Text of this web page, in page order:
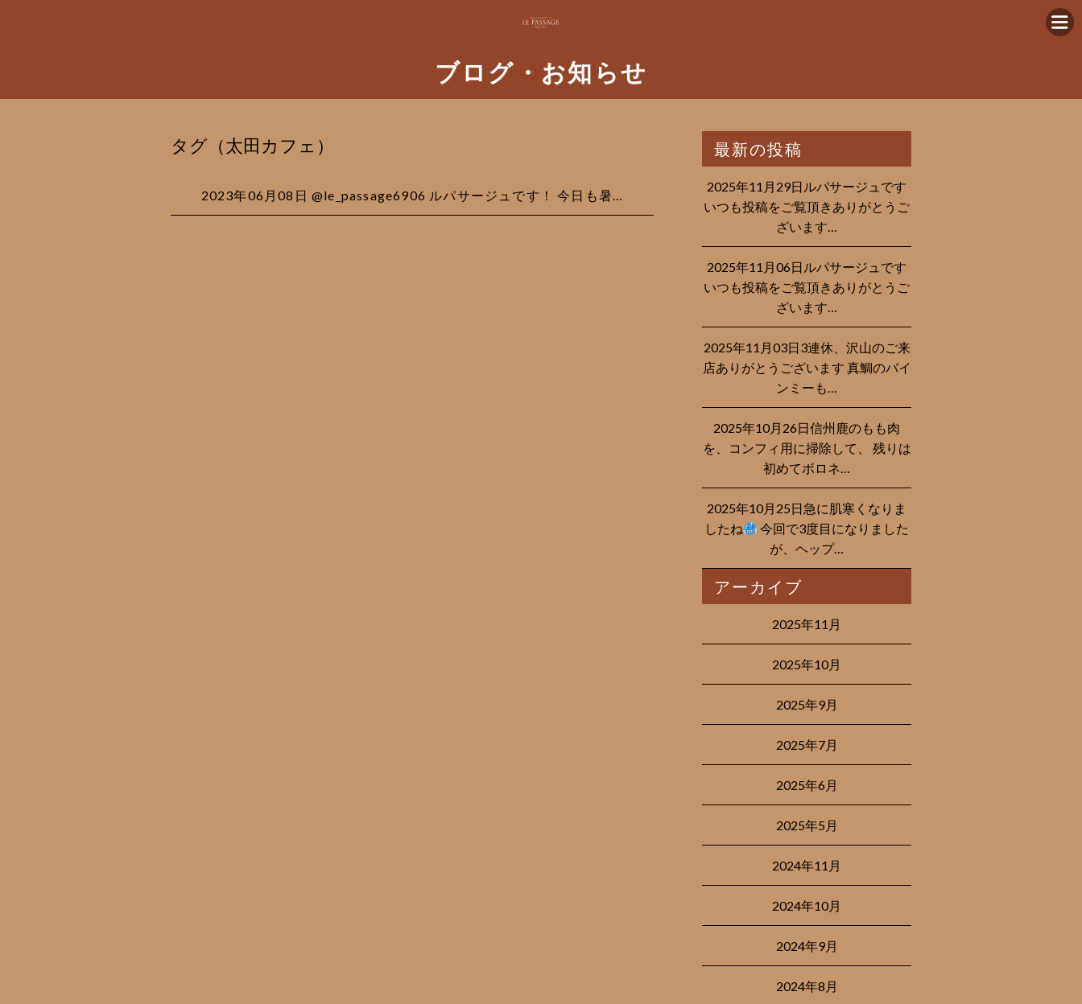
ブログ・お知らせ
タグ（太田カフェ）
2023年06月08日 @le_passage6906 ルパサージュです！ 今日も暑…
最新の投稿
2025年11月29日ルパサージュです︎
いつも投稿をご覧頂きありがとうご
ざいます…
2025年11月06日ルパサージュです︎
いつも投稿をご覧頂きありがとうご
ざいます…
2025年11月03日3連休、沢山のご来
店ありがとうございます 真鯛のバイ
ンミーも…
2025年10月26日信州鹿のもも肉
を、コンフィ用に掃除して、 残りは
初めてボロネ…
2025年10月25日急に肌寒くなりま
したね
今回で3度目になりました
が、ヘップ…
アーカイブ
2025年11月
2025年10月
2025年9月
2025年7月
2025年6月
2025年5月
2024年11月
2024年10月
2024年9月
2024年8月